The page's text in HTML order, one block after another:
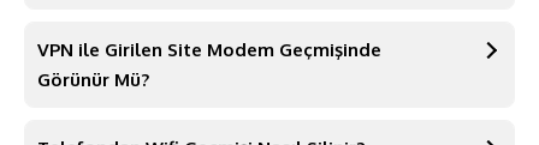
VPN ile Girilen Site Modem Geçmişinde
Görünür Mü?